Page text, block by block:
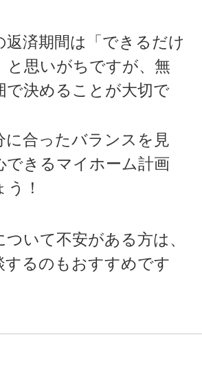
返済期間は「できるだけ
と思いがちですが、無
で決めることが大切で
に合ったバランスを見
できるマイホーム計画
！
いて不安がある方は、
するのもおすすめです